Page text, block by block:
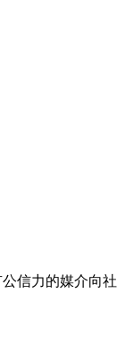
信力的媒介向